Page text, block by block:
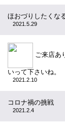
ほおづりしたくな
2021.5.29
ご来店あ
いって下さいね。
2021.2.10
コロナ禍の挑戦
2021.2.4